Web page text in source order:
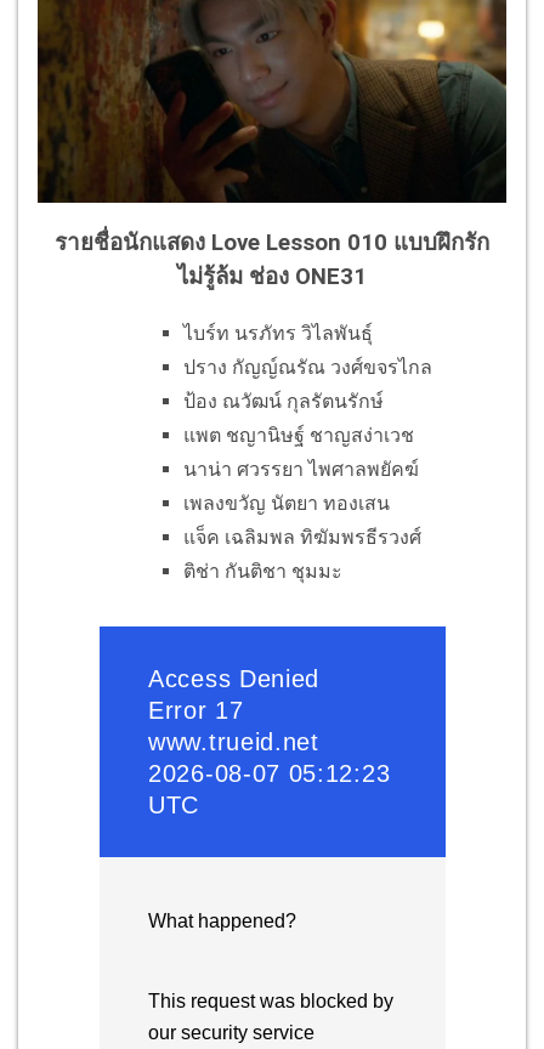
รายชื่อนักแสดง Love Lesson 010 แบบฝึกรัก
ไม่รู้ล้ม ช่อง ONE31
ไบร์ท นรภัทร วิไลพันธุ์
ปราง กัญญ์ณรัณ วงศ์ขจรไกล
ป้อง ณวัฒน์ กุลรัตนรักษ์
แพต ชญานิษฐ์ ชาญสง่าเวช
นาน่า ศวรรยา ไพศาลพยัคฆ์
เพลงขวัญ นัตยา ทองเสน
แจ็ค เฉลิมพล ทิฆัมพรธีรวงศ์
ติช่า กันติชา ชุมมะ